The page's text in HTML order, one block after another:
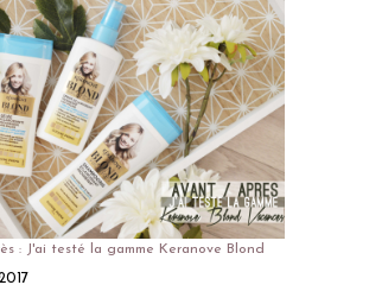
: J'ai testé la gamme Keranove Blond